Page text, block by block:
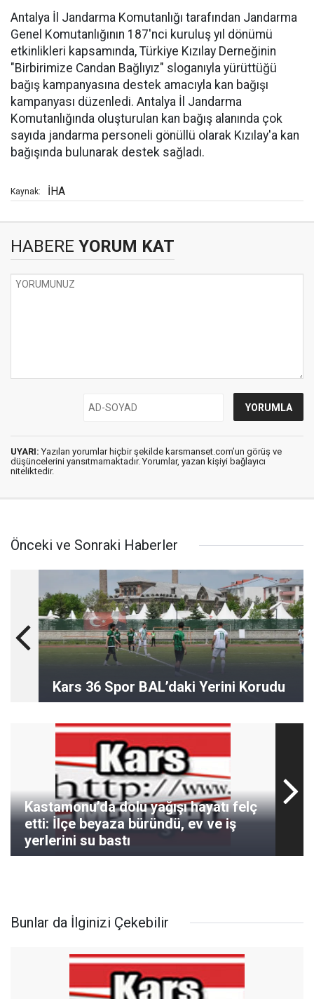
Antalya İl Jandarma Komutanlığı tarafından Jandarma
Genel Komutanlığının 187'nci kuruluş yıl dönümü
etkinlikleri kapsamında, Türkiye Kızılay Derneğinin
"Birbirimize Candan Bağlıyız" sloganıyla yürüttüğü
bağış kampanyasına destek amacıyla kan bağışı
kampanyası düzenledi. Antalya İl Jandarma
Komutanlığında oluşturulan kan bağış alanında çok
sayıda jandarma personeli gönüllü olarak Kızılay'a kan
bağışında bulunarak destek sağladı.
Kaynak: İHA
HABERE YORUM KAT
UYARI: Yazılan yorumlar hiçbir şekilde karsmanset.com’un görüş ve
düşüncelerini yansıtmamaktadır. Yorumlar, yazan kişiyi bağlayıcı
niteliktedir.
Önceki ve Sonraki Haberler
Kars 36 Spor BAL’daki Yerini Korudu
Kastamonu’da dolu yağışı hayatı felç
etti: İlçe beyaza büründü, ev ve iş
yerlerini su bastı
Bunlar da İlginizi Çekebilir